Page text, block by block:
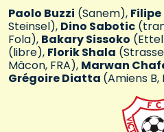
Paolo Buzzi (Sanem),
Steinsel), Dino Sabotic
Fola), Bakary Sissoko
(libre), Florik Shala
Mâcon, FRA), Marwan
Grégoire Diatta (Amiens B,